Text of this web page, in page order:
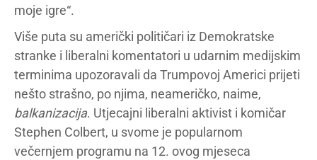
moje igre“.
Više puta su američki političari iz Demokratske
stranke i liberalni komentatori u udarnim medijskim
terminima upozoravali da Trumpovoj Americi prijeti
nešto strašno, po njima, neameričko, naime,
balkanizacija. Utjecajni liberalni aktivist i komičar
Stephen Colbert, u svome je popularnom
večernjem programu na 12. ovog mjeseca